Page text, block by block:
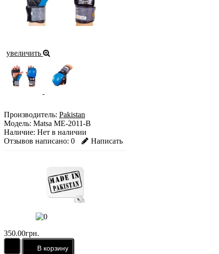
увеличить
Производитель: Pakistan
Модель: Matsa ME-2011-B
Наличие: Нет в наличии
Отзывов написано: 0 Написать
350.00грн.